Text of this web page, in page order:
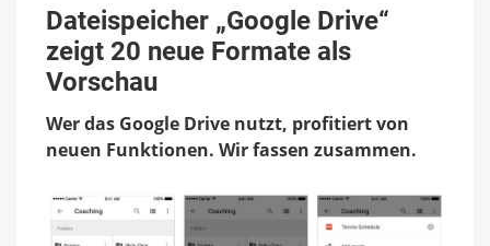
„Google
Drive“
zeigt
Formate
als
Vorschau
Dateispeicher „Google Drive“
zeigt 20 neue Formate als
Vorschau
Wer das Google Drive nutzt, profitiert von
neuen Funktionen. Wir fassen zusammen.